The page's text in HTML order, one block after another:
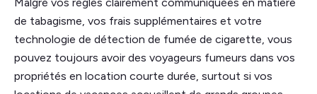
de tabagisme, vos frais supplémentaires et votre
technologie de détection de fumée de cigarette, vous
pouvez toujours avoir des voyageurs fumeurs dans vos
propriétés en location courte durée, surtout si vos